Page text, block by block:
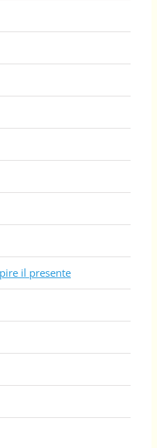
il presente